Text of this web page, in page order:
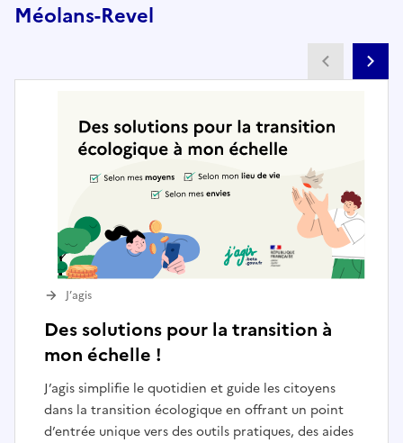
Méolans-Revel
Des solutions pour la transition à
mon échelle !
J’agis simplifie le quotidien et guide les citoyens
dans la transition écologique en offrant un point
d’entrée unique vers des outils pratiques, des aides
J’agis